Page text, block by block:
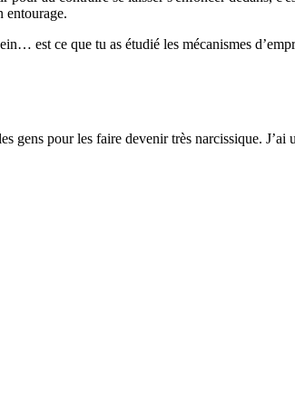
entourage.
est ce que tu as étudié les mécanismes
pour les faire devenir très narcissique. J’ai